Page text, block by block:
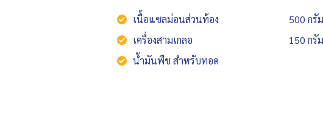
เนื้อแซลม่อนส่วนท้อง
500 กรัม
เครื่องสามเกลอ
150 กรัม
น้ำมันพืช สำหรับทอด